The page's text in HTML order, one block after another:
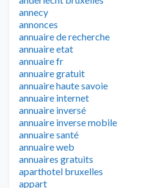
annecy
annonces
annuaire de recherche
annuaire etat
annuaire fr
annuaire gratuit
annuaire haute savoie
annuaire internet
annuaire inversé
annuaire inverse mobile
annuaire santé
annuaire web
annuaires gratuits
aparthotel bruxelles
appart